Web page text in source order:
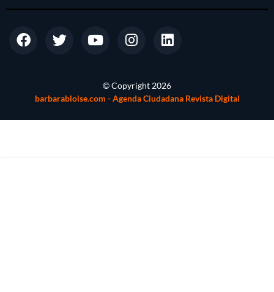
© Copyright 2026
barbarabloise.com - Agenda Ciudadana Revista Digital